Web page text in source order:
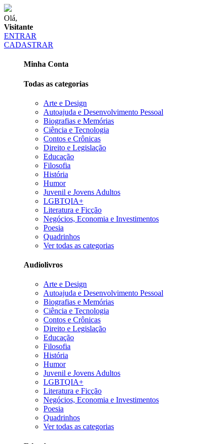
Olá,
Visitante
ENTRAR
CADASTRAR
Minha Conta
Todas as categorias
Arte e Design
Autoajuda e Desenvolvimento Pessoal
Biografias e Memórias
Ciência e Tecnologia
Contos e Crônicas
Direito e Legislação
Educação
Filosofia
História
Humor
Juvenil e Jovens Adultos
LGBTQIA+
Literatura e Ficção
Negócios, Economia e Investimentos
Poesia
Quadrinhos
Ver todas as categorias
Audiolivros
Arte e Design
Autoajuda e Desenvolvimento Pessoal
Biografias e Memórias
Ciência e Tecnologia
Contos e Crônicas
Direito e Legislação
Educação
Filosofia
História
Humor
Juvenil e Jovens Adultos
LGBTQIA+
Literatura e Ficção
Negócios, Economia e Investimentos
Poesia
Quadrinhos
Ver todas as categorias